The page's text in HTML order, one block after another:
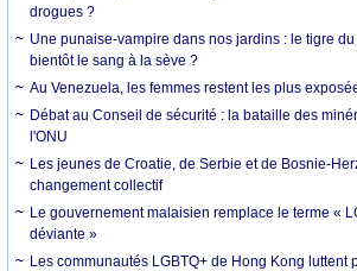
drogues ?
Une punaise-vampire dans nos jardins : le tigre
bientôt le sang à la sève ?
Au Venezuela, les femmes restent les plus
Débat au Conseil de sécurité : la bataille des
l'ONU
Les jeunes de Croatie, de Serbie et de Bosnie-
changement collectif
Le gouvernement malaisien remplace le terme «
déviante »
Les communautés LGBTQ+ de Hong Kong luttent